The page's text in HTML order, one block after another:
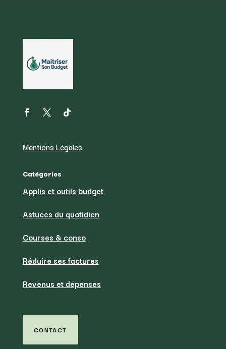
Mentions Légales
Catégories
Applis et outils budget
Astuces du quotidien
Courses & conso
Réduire ses factures
Revenus et dépenses
CONTACT